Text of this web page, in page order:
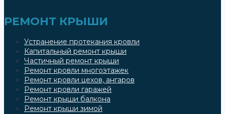
РЕМОНТ КРЫШИ
Устранение протекания кровли
Капитальный ремонт крыши
Частичный ремонт крыши
Ремонт кровли многоэтажек
Ремонт кровли цехов, ангаров
Ремонт кровли гаражей
Ремонт крыши балкона
Ремонт крыши зимой